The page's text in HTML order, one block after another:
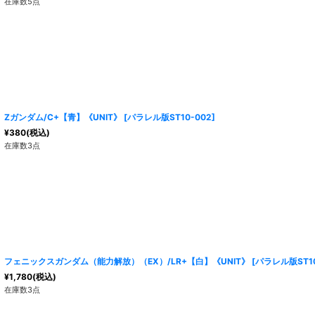
Ζガンダム/C+【青】《UNIT》 [パラレル版ST10-002]
¥380(税込)
在庫数3点
フェニックスガンダム（能力解放）（EX）/LR+【白】《UNIT》 [パラレル版
¥1,780(税込)
在庫数3点